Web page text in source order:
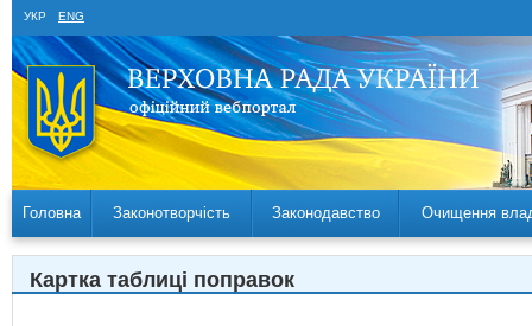
УКР ENG
Головна Законотворчість Законодавство Очищення
Картка таблиці поправок